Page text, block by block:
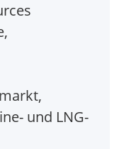
und LNG-